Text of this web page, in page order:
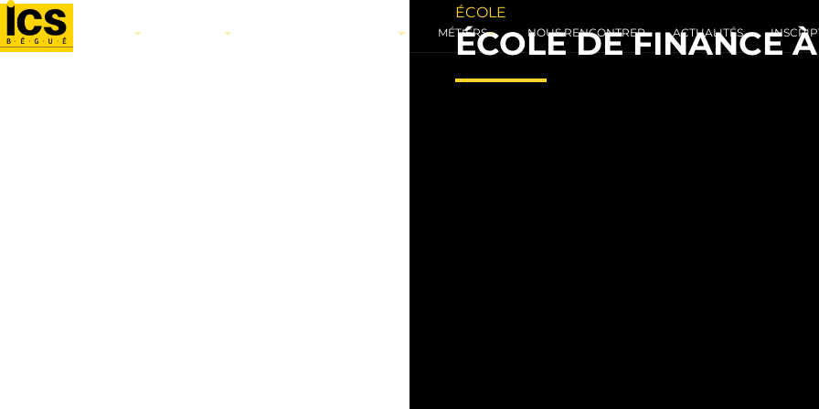
MÉTIERS NOUS RENCONTRER ACTUALITÉS
ÉCOLE
ÉCOLE DE FINANCE